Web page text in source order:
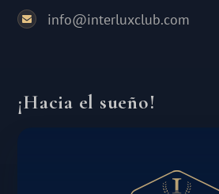
info@interluxclub.com
¡Hacia el sueño!